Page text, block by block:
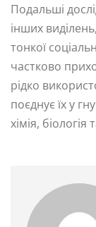
Подальші
інших
тонкої
частково
рідко
поєднує їх у
хімія,